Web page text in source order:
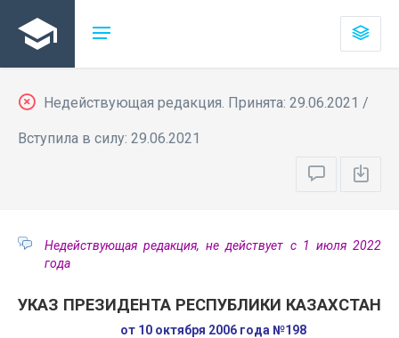
Недействующая редакция. Принята: 29.06.2021 /
Вступила в силу: 29.06.2021
Недействующая редакция, не действует с 1 июля 2022
года
УКАЗ ПРЕЗИДЕНТА РЕСПУБЛИКИ КАЗАХСТАН
от 10 октября 2006 года №198